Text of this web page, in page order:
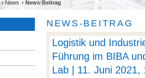
› News › News-Beitrag
NEWS-BEITRAG
Logistik und
Führung im BIBA
Lab | 11. Juni 2021,